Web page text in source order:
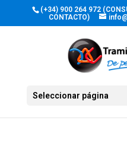
(+34) 900 264 972
CONTACTO)
Seleccionar página